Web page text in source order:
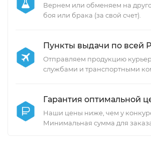
Вернем или обменяем на
боя или брака (за свой счет).
Пункты выдачи по всей
Отправляем продукцию
службами и транспортными
Гарантия оптимальной
Наши цены ниже, чем у
Минимальная сумма для